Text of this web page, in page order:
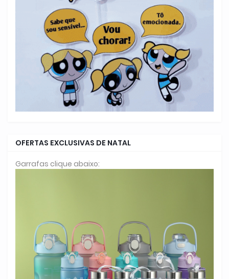
OFERTAS EXCLUSIVAS DE NATAL
Garrafas clique abaixo: